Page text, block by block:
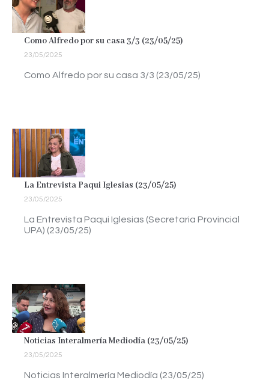
Como Alfredo por su casa 3/3 (23/05/25)
23/05/2025
Como Alfredo por su casa 3/3 (23/05/25)
La Entrevista Paqui Iglesias (23/05/25)
23/05/2025
La Entrevista Paqui Iglesias (Secretaria Provincial
UPA) (23/05/25)
Noticias Interalmería Mediodía (23/05/25)
23/05/2025
Noticias Interalmería Mediodía (23/05/25)